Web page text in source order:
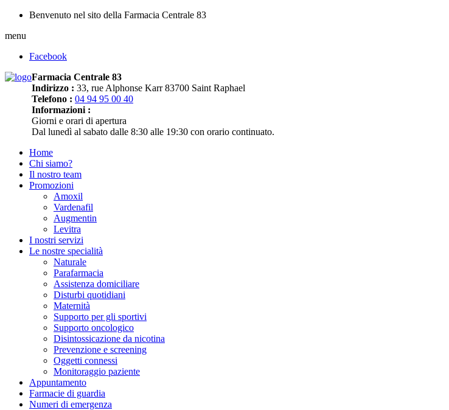
Benvenuto nel sito della Farmacia Centrale 83
menu
Facebook
Farmacia Centrale 83
Indirizzo : 33, rue Alphonse Karr 83700 Saint Raphael
Telefono : 04 94 95 00 40
Informazioni :
Giorni e orari di apertura
Dal lunedì al sabato dalle 8:30 alle 19:30 con orario continuato.
Home
Chi siamo?
Il nostro team
Promozioni
Amoxil
Vardenafil
Augmentin
Levitra
I nostri servizi
Le nostre specialità
Naturale
Parafarmacia
Assistenza domiciliare
Disturbi quotidiani
Maternità
Supporto per gli sportivi
Supporto oncologico
Disintossicazione da nicotina
Prevenzione e screening
Oggetti connessi
Monitoraggio paziente
Appuntamento
Farmacie di guardia
Numeri di emergenza